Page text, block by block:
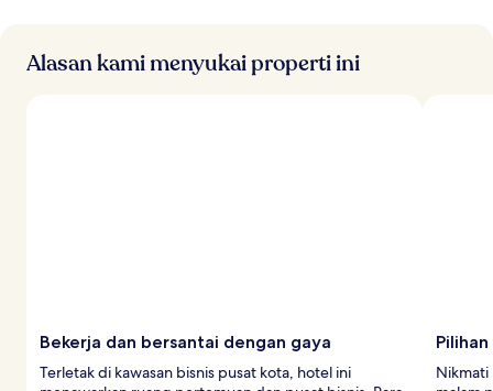
r
a
Alasan kami menyukai properti ini
Bekerja dan bersantai dengan gaya
Terletak di kawasan bisnis pusat kota, hotel ini
Nikmati